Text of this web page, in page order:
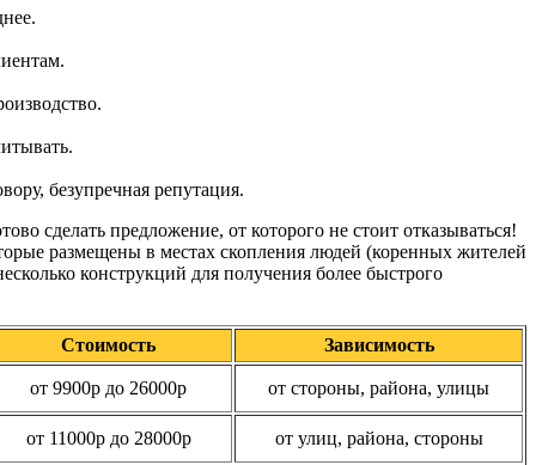
безупречная репутация.
сделать предложение, от которого не стоит отказываться!
размещены в местах скопления людей (коренных жителей
конструкций для получения более быстрого
Стоимость Зависимость
от 9900р до 26000р от стороны, района, улицы
от 11000р до 28000р от улиц, района, стороны